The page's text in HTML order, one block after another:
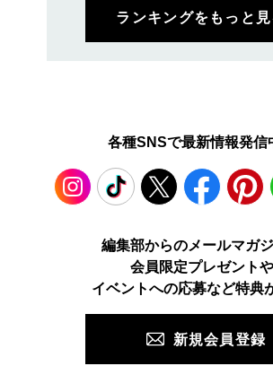
ランキングをもっと見
各種SNSで最新情報発信
TikTok Facebook Pinterest
編集部からのメールマガジ
会員限定プレゼントや
イベントへの応募など特典
新規会員登録